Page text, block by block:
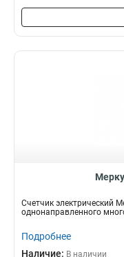
Счетчик электрический
однонаправленного
Подробнее
Наличие: В наличии